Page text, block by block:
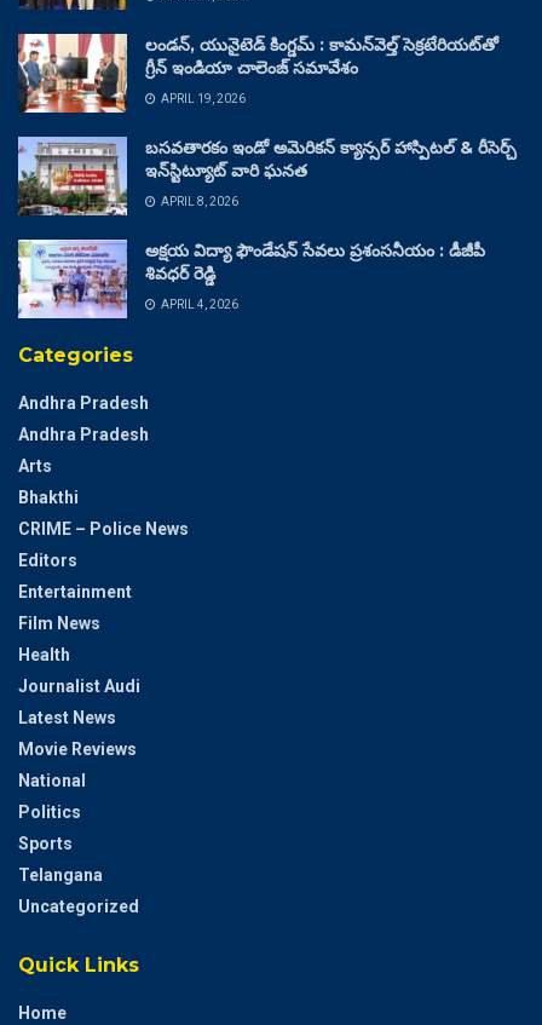
లండన్, యునైటెడ్ కింగ్డమ్ : కామన్‌వెల్త్ సెక్రటేరియట్‌తో
గ్రీన్ ఇండియా చాలెంజ్ సమావేశం
APRIL 19, 2026
బసవతారకం ఇండో అమెరికన్ క్యాన్సర్ హాస్పిటల్ & రీసెర్చ్
ఇన్‌స్టిట్యూట్ వారి ఘనత
APRIL 8, 2026
అక్షయ విద్యా ఫౌండేషన్ సేవలు ప్రశంసనీయం : డీజీపీ
శివధర్ రెడ్డి
APRIL 4, 2026
Categories
Andhra Pradesh
Andhra Pradesh
Arts
Bhakthi
CRIME – Police News
Editors
Entertainment
Film News
Health
Journalist Audi
Latest News
Movie Reviews
National
Politics
Sports
Telangana
Uncategorized
Quick Links
Home